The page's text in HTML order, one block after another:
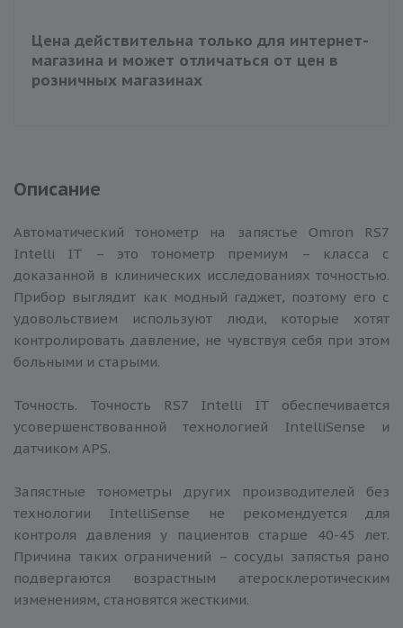
Цена действительна только для интернет-
магазина и может отличаться от цен в
розничных магазинах
Описание
Автоматический тонометр на запястье Omron RS7
Intelli IT – это тонометр премиум – класса с
доказанной в клинических исследованиях точностью.
Прибор выглядит как модный гаджет, поэтому его с
удовольствием используют люди, которые хотят
контролировать давление, не чувствуя себя при этом
больными и старыми.
Точность. Точность RS7 Intelli IT обеспечивается
усовершенствованной технологией IntelliSense и
датчиком APS.
Запястные тонометры других производителей без
технологии IntelliSense не рекомендуется для
контроля давления у пациентов старше 40-45 лет.
Причина таких ограничений – сосуды запястья рано
подвергаются возрастным атеросклеротическим
изменениям, становятся жесткими.